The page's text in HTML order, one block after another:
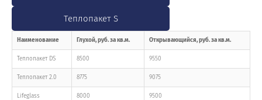
Тeплопакет S
Наименование Глухой, руб. за кв.м. Открывающийся, руб. за кв.м.
Теплопакет DS 8500 9550
Теплопакет 2.0 8775 9075
Lifeglass 8000 9500